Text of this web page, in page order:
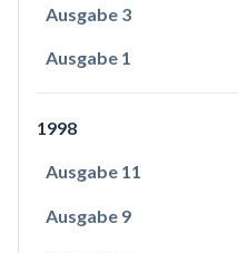
Ausgabe 3
Ausgabe 1
1998
Ausgabe 11
Ausgabe 9